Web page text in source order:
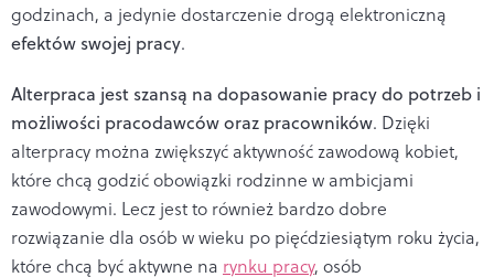
godzinach, a jedynie dostarczenie drogą elektroniczną
efektów swojej pracy.
Alterpraca jest szansą na dopasowanie pracy do potrzeb i
możliwości pracodawców oraz pracowników. Dzięki
alterpracy można zwiększyć aktywność zawodową kobiet,
które chcą godzić obowiązki rodzinne w ambicjami
zawodowymi. Lecz jest to również bardzo dobre
rozwiązanie dla osób w wieku po pięćdziesiątym roku życia,
które chcą być aktywne na rynku pracy, osób